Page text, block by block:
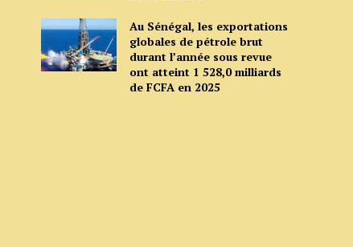
Au Sénégal, les exportations
globales de pétrole brut
durant l’année sous revue
ont atteint 1 528,0 milliards
de FCFA en 2025